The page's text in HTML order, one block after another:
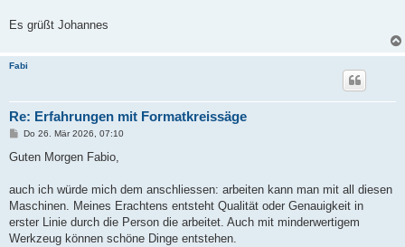
Es grüßt Johannes
Fabi
Re: Erfahrungen mit Formatkreissäge
B
i
a
Do 26. Mär 2026, 07:10
Guten Morgen Fabio,
auch ich würde mich dem anschliessen: arbeiten kann man mit all diesen
Maschinen. Meines Erachtens entsteht Qualität oder Genauigkeit in
erster Linie durch die Person die arbeitet. Auch mit minderwertigem
Werkzeug können schöne Dinge entstehen.